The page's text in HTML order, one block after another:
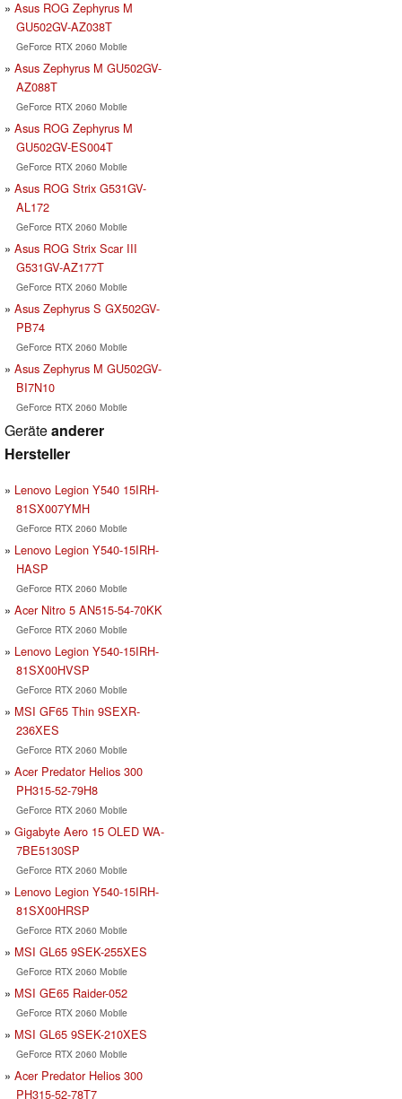
Asus ROG Zephyrus M
GU502GV-AZ038T
GeForce RTX 2060 Mobile
Asus Zephyrus M GU502GV-
AZ088T
GeForce RTX 2060 Mobile
Asus ROG Zephyrus M
GU502GV-ES004T
GeForce RTX 2060 Mobile
Asus ROG Strix G531GV-
AL172
GeForce RTX 2060 Mobile
Asus ROG Strix Scar III
G531GV-AZ177T
GeForce RTX 2060 Mobile
Asus Zephyrus S GX502GV-
PB74
GeForce RTX 2060 Mobile
Asus Zephyrus M GU502GV-
BI7N10
GeForce RTX 2060 Mobile
Geräteanderer
Hersteller
Lenovo Legion Y540 15IRH-
81SX007YMH
GeForce RTX 2060 Mobile
Lenovo Legion Y540-15IRH-
HASP
GeForce RTX 2060 Mobile
Acer Nitro 5 AN515-54-70KK
GeForce RTX 2060 Mobile
Lenovo Legion Y540-15IRH-
81SX00HVSP
GeForce RTX 2060 Mobile
MSI GF65 Thin 9SEXR-
236XES
GeForce RTX 2060 Mobile
Acer Predator Helios 300
PH315-52-79H8
GeForce RTX 2060 Mobile
Gigabyte Aero 15 OLED WA-
7BE5130SP
GeForce RTX 2060 Mobile
Lenovo Legion Y540-15IRH-
81SX00HRSP
GeForce RTX 2060 Mobile
MSI GL65 9SEK-255XES
GeForce RTX 2060 Mobile
MSI GE65 Raider-052
GeForce RTX 2060 Mobile
MSI GL65 9SEK-210XES
GeForce RTX 2060 Mobile
Acer Predator Helios 300
PH315-52-78T7